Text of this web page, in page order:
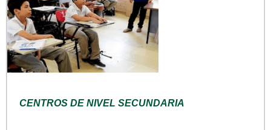
CENTROS DE NIVEL SECUNDARIA